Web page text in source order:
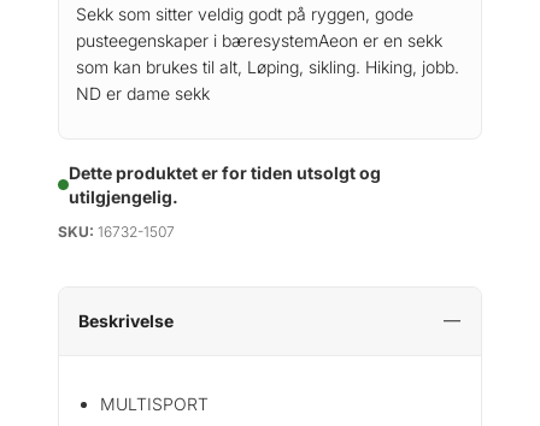
Sekk som sitter veldig godt på ryggen, gode
pusteegenskaper i bæresystemAeon er en sekk
som kan brukes til alt, Løping, sikling. Hiking, jobb.
ND er dame sekk
Dette produktet er for tiden utsolgt og
utilgjengelig.
SKU: 16732-1507
Beskrivelse
MULTISPORT